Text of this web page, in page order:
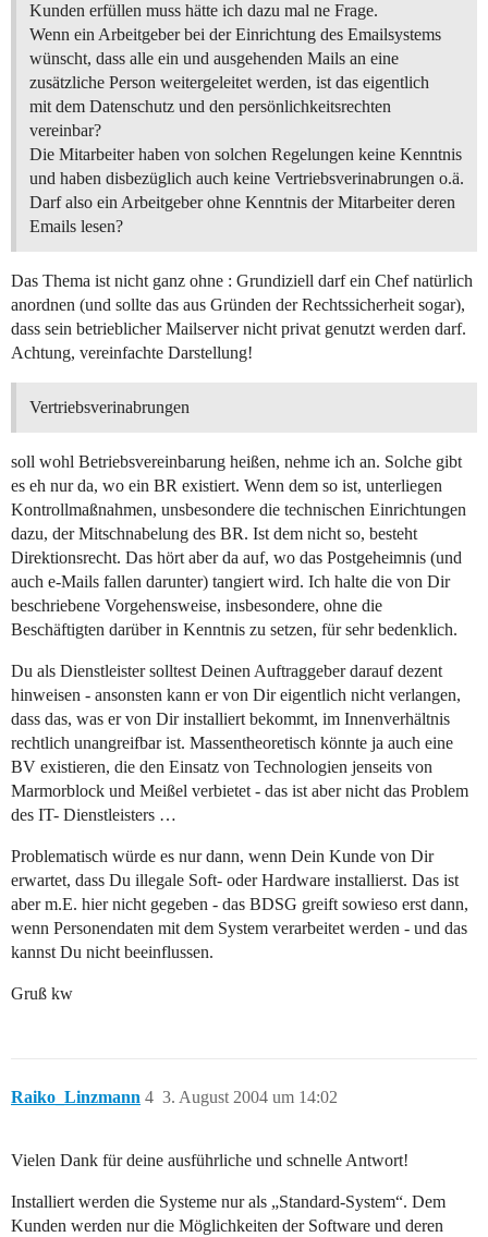
Kunden erfüllen muss hätte ich dazu mal ne Frage.
Wenn ein Arbeitgeber bei der Einrichtung des Emailsystems
wünscht, dass alle ein und ausgehenden Mails an eine
zusätzliche Person weitergeleitet werden, ist das eigentlich
mit dem Datenschutz und den persönlichkeitsrechten
vereinbar?
Die Mitarbeiter haben von solchen Regelungen keine Kenntnis
und haben disbezüglich auch keine Vertriebsverinabrungen o.ä.
Darf also ein Arbeitgeber ohne Kenntnis der Mitarbeiter deren
Emails lesen?
Das Thema ist nicht ganz ohne : Grundiziell darf ein Chef natürlich
anordnen (und sollte das aus Gründen der Rechtssicherheit sogar),
dass sein betrieblicher Mailserver nicht privat genutzt werden darf.
Achtung, vereinfachte Darstellung!
Vertriebsverinabrungen
soll wohl Betriebsvereinbarung heißen, nehme ich an. Solche gibt
es eh nur da, wo ein BR existiert. Wenn dem so ist, unterliegen
Kontrollmaßnahmen, unsbesondere die technischen Einrichtungen
dazu, der Mitschnabelung des BR. Ist dem nicht so, besteht
Direktionsrecht. Das hört aber da auf, wo das Postgeheimnis (und
auch e-Mails fallen darunter) tangiert wird. Ich halte die von Dir
beschriebene Vorgehensweise, insbesondere, ohne die
Beschäftigten darüber in Kenntnis zu setzen, für sehr bedenklich.
Du als Dienstleister solltest Deinen Auftraggeber darauf dezent
hinweisen - ansonsten kann er von Dir eigentlich nicht verlangen,
dass das, was er von Dir installiert bekommt, im Innenverhältnis
rechtlich unangreifbar ist. Massentheoretisch könnte ja auch eine
BV existieren, die den Einsatz von Technologien jenseits von
Marmorblock und Meißel verbietet - das ist aber nicht das Problem
des IT- Dienstleisters …
Problematisch würde es nur dann, wenn Dein Kunde von Dir
erwartet, dass Du illegale Soft- oder Hardware installierst. Das ist
aber m.E. hier nicht gegeben - das BDSG greift sowieso erst dann,
wenn Personendaten mit dem System verarbeitet werden - und das
kannst Du nicht beeinflussen.
Gruß kw
Raiko_Linzmann 3. August 2004 um 14:02
4
Vielen Dank für deine ausführliche und schnelle Antwort!
Installiert werden die Systeme nur als „Standard-System“. Dem
Kunden werden nur die Möglichkeiten der Software und deren